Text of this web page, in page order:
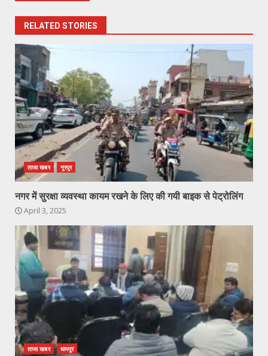
RELATED STORIES
ताजा खबर नूरपुर
नगर में सुरक्षा व्यवस्था कायम रखने के लिए की गयी बाइक से पेट्रोलिंग
April 3, 2025
ताजा खबर धामपुर